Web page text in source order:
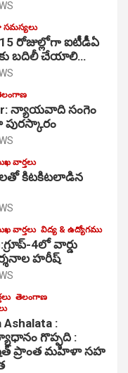
సమస్యలు
రోజుల్లోగా ఐటీడీఏ
కు బదిలీ చేయాలి…
న్యాయవాది సంగెం
పురస్కారం
వార్తలు
కిటకిటలాడిన
వార్తలు విద్య & ఉద్యోగము
4లో వార్డు
హరీష్
తెలంగాణ
Ashalata :
గొప్పది :
ప్రాంత మహిళా సహ